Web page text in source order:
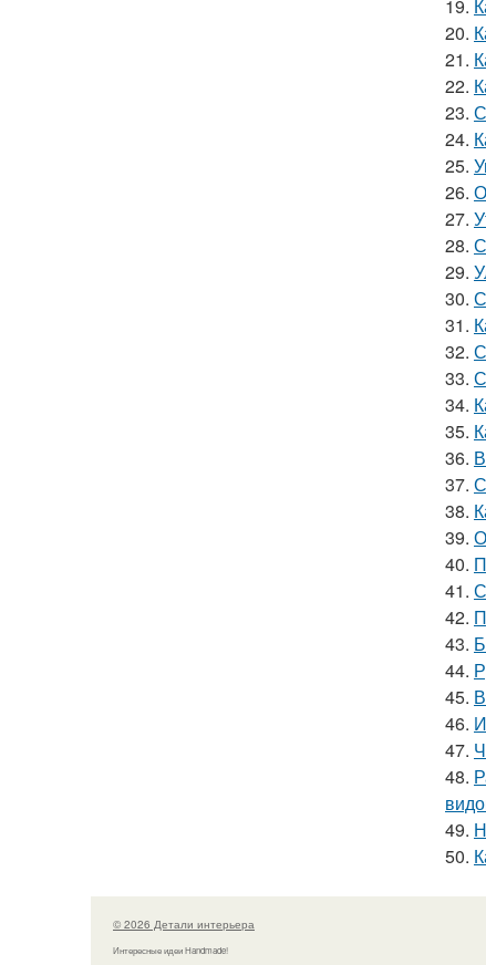
19.
20.
21.
22.
23.
24.
25.
26.
27.
28.
29.
30.
31.
32.
33.
34.
35.
36.
37.
38.
39.
40.
41.
42.
43.
44.
45.
46.
47.
48.
49.
50.
© 2026 Детали интерьера
Интересные идеи Handmade!